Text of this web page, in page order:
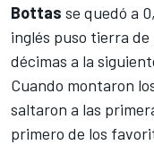
Bottas se quedó a
inglés puso tierra
décimas a la
Cuando montaron
saltaron a las
primero de los